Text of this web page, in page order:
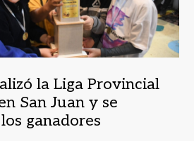
la Liga Provincial
San Juan y se
ganadores